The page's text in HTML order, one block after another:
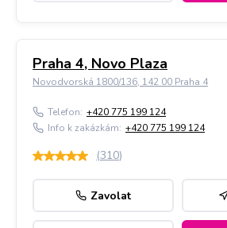
Praha 4, Novo Plaza
Novodvorská 1800/136, 142 00 Praha 4
Telefon: +420 775 199 124
Info k zakázkám: +420 775 199 124
(310)
Zavolat